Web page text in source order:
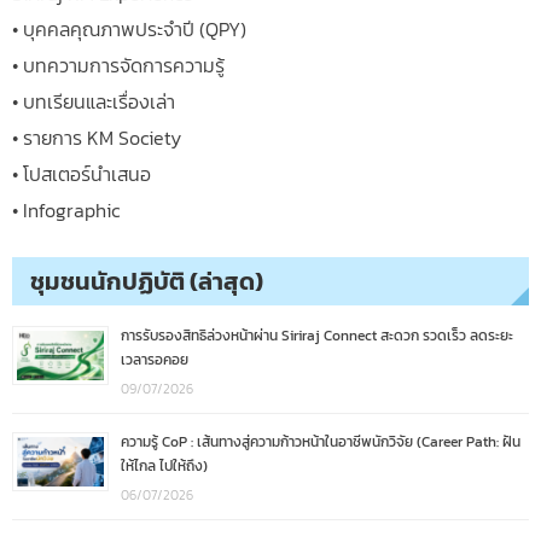
• บุคคลคุณภาพประจำปี (QPY)
• บทความการจัดการความรู้
• บทเรียนและเรื่องเล่า
• รายการ KM Society
• โปสเตอร์นำเสนอ
• Infographic
ชุมชนนักปฏิบัติ (ล่าสุด)
การรับรองสิทธิล่วงหน้าผ่าน Siriraj Connect สะดวก รวดเร็ว ลดระยะ
เวลารอคอย
09/07/2026
ความรู้ CoP : เส้นทางสู่ความก้าวหน้าในอาชีพนักวิจัย (Career Path: ฝัน
ให้ไกล ไปให้ถึง)
06/07/2026